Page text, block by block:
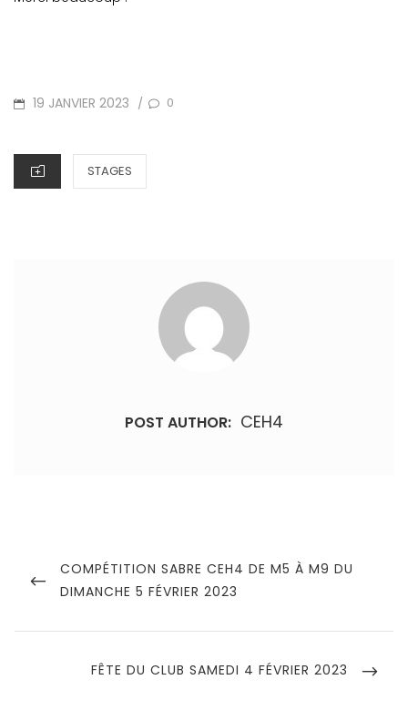
POSTED
19 JANVIER 2023 / 0
CATEGORIES
STAGES
POST AUTHOR: CEH4
de
l’article
PREVIOUS
POST
COMPÉTITION SABRE CEH4 DE M5 À M9 DU
DIMANCHE 5 FÉVRIER 2023
NEXT
FÊTE DU CLUB SAMEDI 4 FÉVRIER 2023